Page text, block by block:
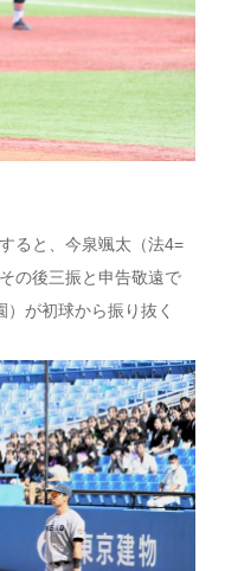
ると、今泉颯太（法4=
の後三振と申告敬遠で
が初球から振り抜く